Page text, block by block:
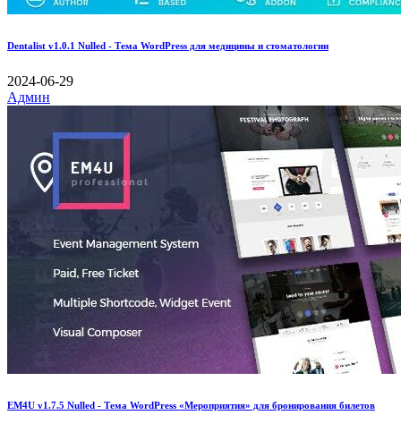
Dentalist v1.0.1 Nulled - Тема WordPress для медицины и стоматологии
2024-06-29
Админ
EM4U v1.7.5 Nulled - Тема WordPress «Мероприятия» для бронирования билетов